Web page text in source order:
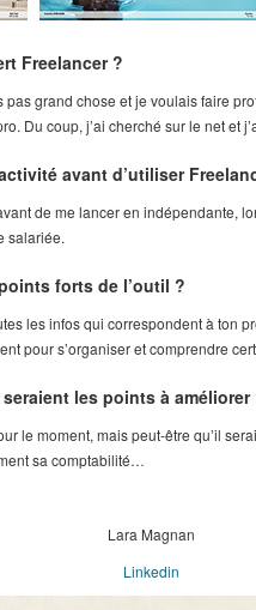
Freelancer ?
pas grand chose et je voulais faire
Du coup, j’ai cherché sur le net et
avant d’utiliser
de me lancer en indépendante,
salariée.
forts de l’outil ?
les infos qui correspondent à ton
pour s’organiser et comprendre
les points à améliorer
le moment, mais peut-être qu’il
sa comptabilité…
Lara Magnan
Linkedin